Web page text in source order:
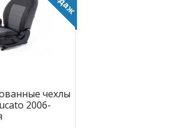
чехлы
2006-